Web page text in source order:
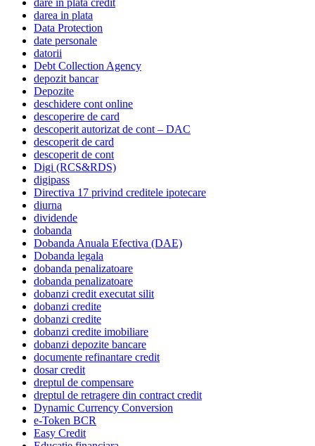
dare in plata credit
darea in plata
Data Protection
date personale
datorii
Debt Collection Agency
depozit bancar
Depozite
deschidere cont online
descoperire de card
descoperit autorizat de cont – DAC
descoperit de card
descoperit de cont
Digi (RCS&RDS)
digipass
Directiva 17 privind creditele ipotecare
diurna
dividende
dobanda
Dobanda Anuala Efectiva (DAE)
Dobanda legala
dobanda penalizatoare
dobanda penalizatoare
dobanzi credit executat silit
dobanzi credite
dobanzi credite
dobanzi credite imobiliare
dobanzi depozite bancare
documente refinantare credit
dosar credit
dreptul de compensare
dreptul de retragere din contract credit
Dynamic Currency Conversion
e-Token BCR
Easy Credit